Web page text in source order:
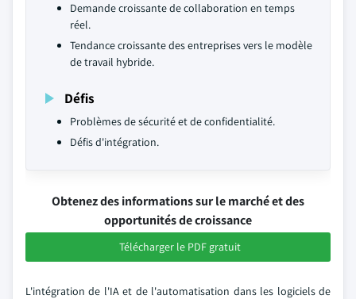
Demande croissante de collaboration en temps
réel.
Tendance croissante des entreprises vers le modèle
de travail hybride.
Défis
Problèmes de sécurité et de confidentialité.
Défis d'intégration.
Obtenez des informations sur le marché et des
opportunités de croissance
Télécharger le PDF gratuit
L'intégration de l'IA et de l'automatisation dans les logiciels de